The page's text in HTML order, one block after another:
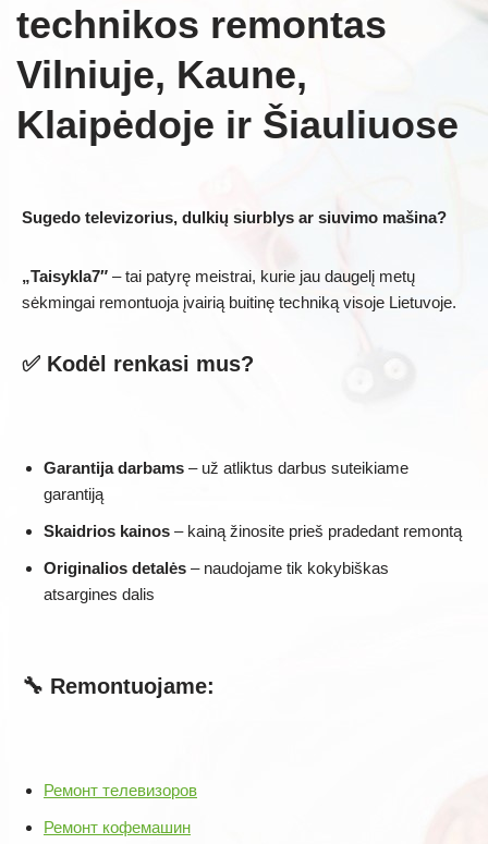
technikos remontas
Vilniuje, Kaune,
Klaipėdoje ir Šiauliuose
Sugedo televizorius, dulkių siurblys ar siuvimo mašina?
„Taisykla7″ – tai patyrę meistrai, kurie jau daugelį metų
sėkmingai remontuoja įvairią buitinę techniką visoje Lietuvoje.
✅ Kodėl renkasi mus?
Garantija darbams – už atliktus darbus suteikiame
garantiją
Skaidrios kainos – kainą žinosite prieš pradedant remontą
Originalios detalės – naudojame tik kokybiškas
atsargines dalis
🔧 Remontuojame:
Ремонт телевизоров
Ремонт кофемашин